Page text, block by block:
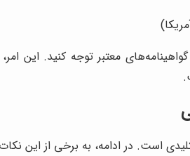
معتبر توجه کنید. این
است. در ادامه، به برخی از این